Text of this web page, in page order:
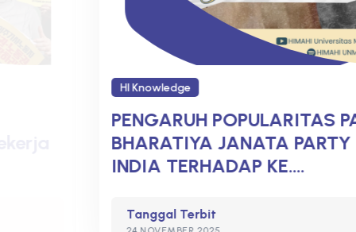
PENGARUH POPULARITAS PARTAI
BHARATIYA JANATA PARTY DI
INDIA TERHADAP KE....